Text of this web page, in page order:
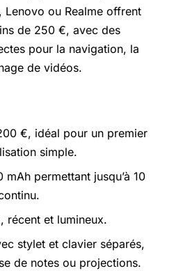
Lenovo ou Realme offrent
de 250 €, avec des
pour la navigation, la
de vidéos.
€, idéal pour un premier
simple.
permettant jusqu’à 10
récent et lumineux.
stylet et clavier séparés,
de notes ou projections.